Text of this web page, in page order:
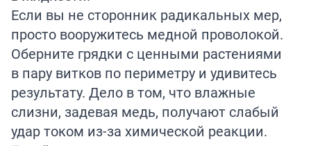
Если вы не сторонник радикальных мер,
просто вооружитесь медной проволокой.
Оберните грядки с ценными растениями
в пару витков по периметру и удивитесь
результату. Дело в том, что влажные
слизни, задевая медь, получают слабый
удар током из-за химической реакции.